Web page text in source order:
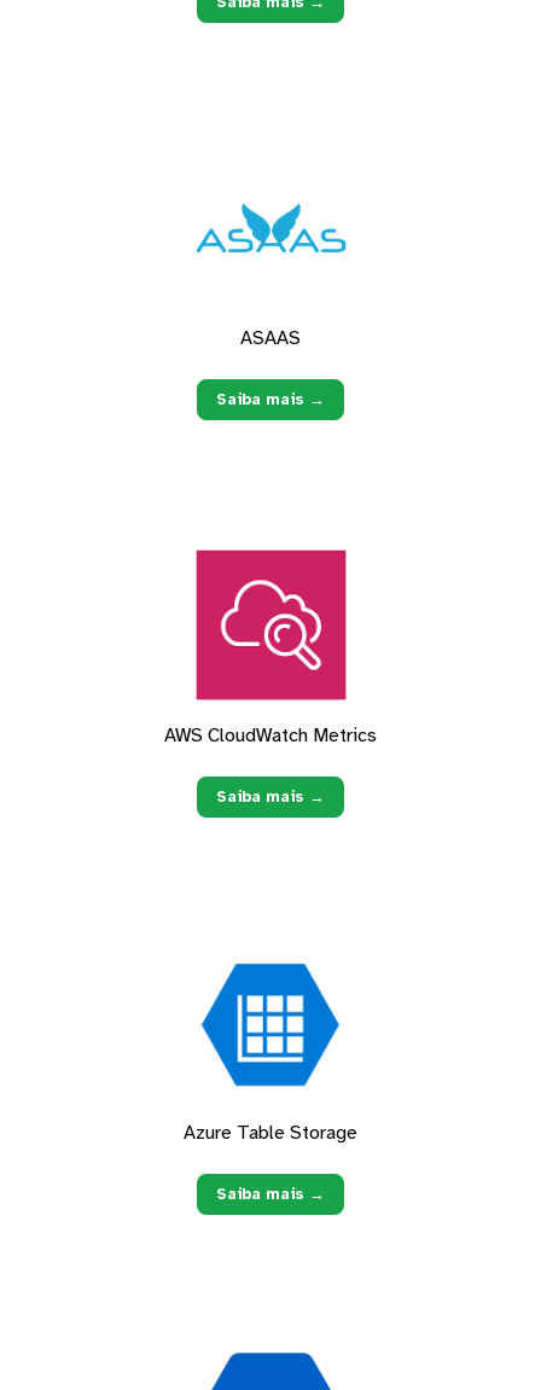
ASAAS
Saiba mais →
AWS CloudWatch Metrics
Saiba mais →
Azure Table Storage
Saiba mais →